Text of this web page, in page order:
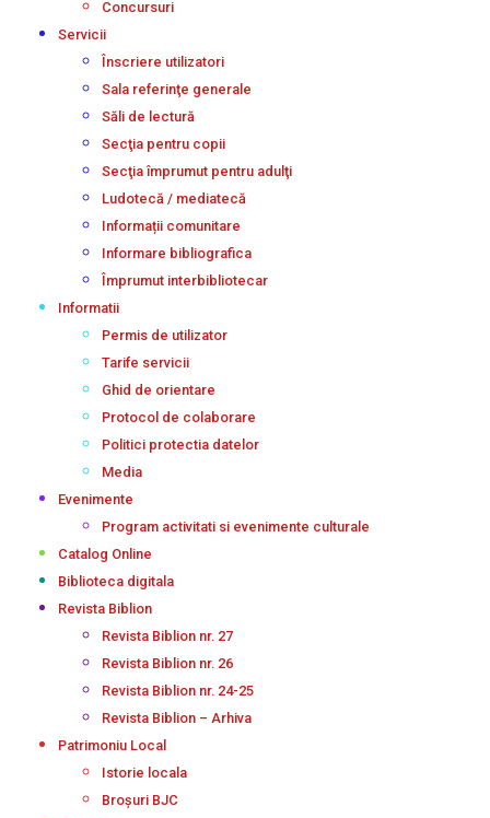
Concursuri
Servicii
Înscriere utilizatori
Sala referinţe generale
Săli de lectură
Secţia pentru copii
Secţia împrumut pentru adulţi
Ludotecă / mediatecă
Informații comunitare
Informare bibliografica
Împrumut interbibliotecar
Informatii
Permis de utilizator
Tarife servicii
Ghid de orientare
Protocol de colaborare
Politici protectia datelor
Media
Evenimente
Program activitati si evenimente culturale
Catalog Online
Biblioteca digitala
Revista Biblion
Revista Biblion nr. 27
Revista Biblion nr. 26
Revista Biblion nr. 24-25
Revista Biblion – Arhiva
Patrimoniu Local
Istorie locala
Broșuri BJC